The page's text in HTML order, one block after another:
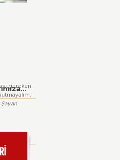
gereken
Şayan